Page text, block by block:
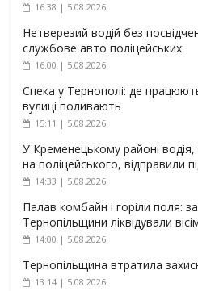
16:38 | 5.08.2026
Нетверезий водій без
службове авто поліцейських
16:00 | 5.08.2026
Спека у Тернополі: де
вулиці поливають
15:11 | 5.08.2026
У Кременецькому районі водія,
на поліцейського, відправили
14:33 | 5.08.2026
Палав комбайн і горіли поля:
Тернопільщини ліквідували
14:00 | 5.08.2026
Тернопільщина втратила
13:14 | 5.08.2026